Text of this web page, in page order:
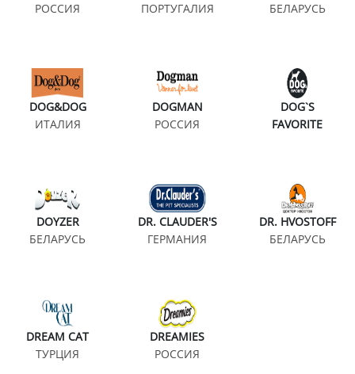
РОССИЯ
ПОРТУГАЛИЯ
БЕЛАРУСЬ
DOG&DOG
ИТАЛИЯ
DOGMAN
РОССИЯ
DOG`S
FAVORITE
DOYZER
БЕЛАРУСЬ
DR. CLAUDER'S
ГЕРМАНИЯ
DR. HVOSTOFF
БЕЛАРУСЬ
DREAM CAT
ТУРЦИЯ
DREAMIES
РОССИЯ